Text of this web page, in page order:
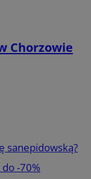
Chorzowie
sanepidowską?
-70%